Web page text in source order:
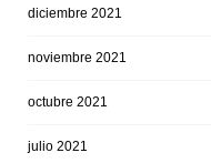
diciembre 2021
noviembre 2021
octubre 2021
julio 2021